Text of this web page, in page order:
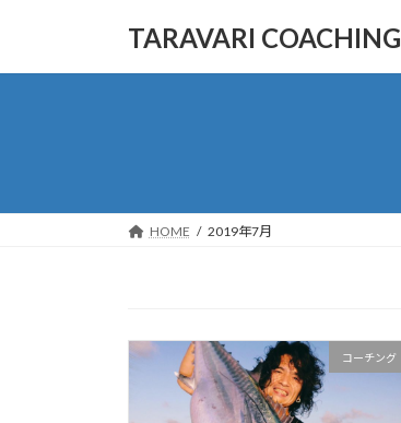
TARAVARI COACHING
HOME 2019年7月
コーチング